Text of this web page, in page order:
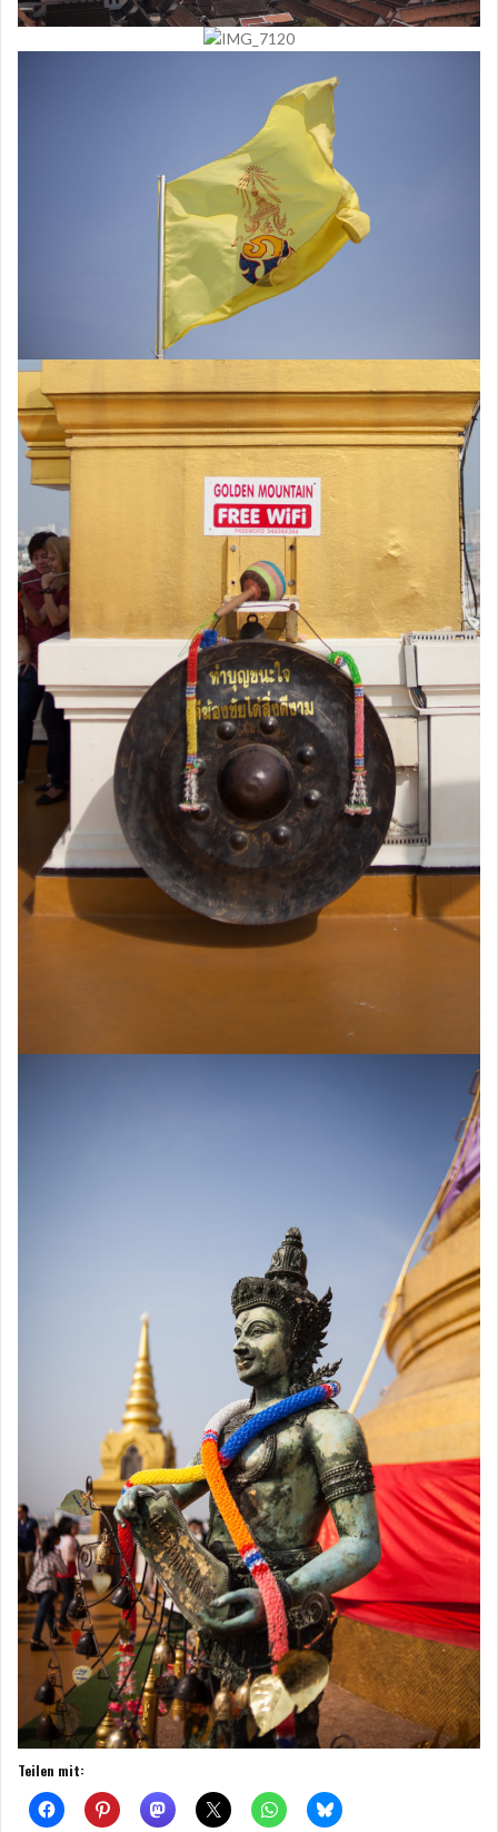
Teilen mit: